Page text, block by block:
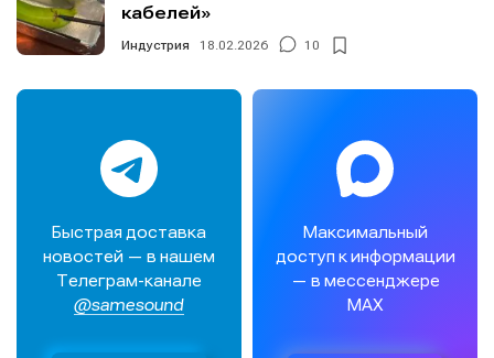
кабелей»
Индустрия 18.02.2026 10
Быстрая доставка
новостей — в нашем
Телеграм-канале
@samesound
Максимальный
доступ к информации
— в мессенджере
MAX